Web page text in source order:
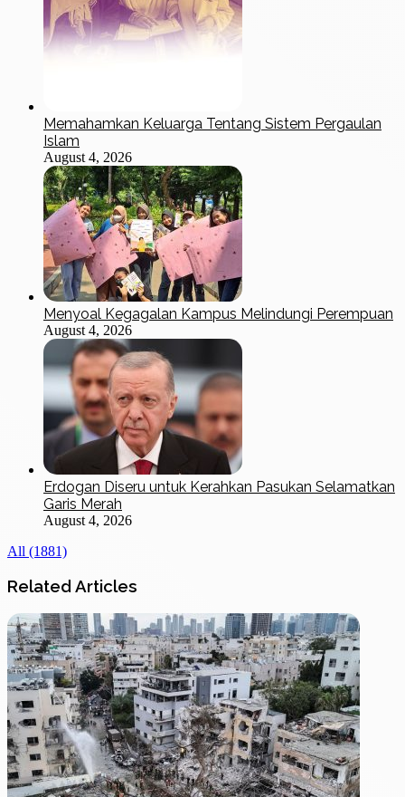
Memahamkan Keluarga Tentang Sistem Pergaulan
Islam
August 4, 2026
Menyoal Kegagalan Kampus Melindungi Perempuan
August 4, 2026
Erdogan Diseru untuk Kerahkan Pasukan Selamatkan
Garis Merah
August 4, 2026
All (1881)
Related Articles